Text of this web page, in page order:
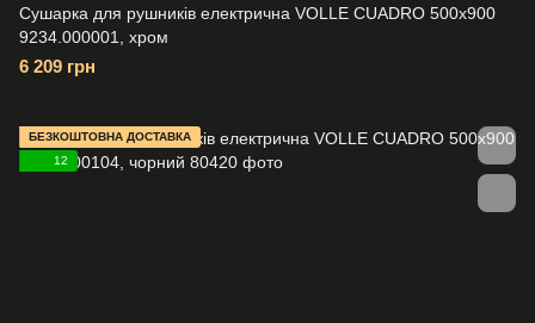
Сушарка для рушників електрична VOLLE CUADRO 500x900
9234.000001, хром
6 209 грн
БЕЗКОШТОВНА ДОСТАВКА
12